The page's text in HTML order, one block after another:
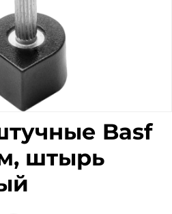
Basf
штырь